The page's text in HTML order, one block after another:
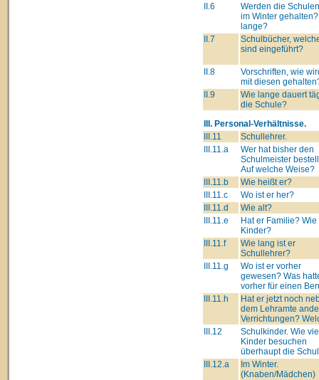
II.6
Werden die
im Winter
lange?
II.7
Schulbücher,
sind eingeführt?
II.8
Vorschriften, wie
mit diesen
II.9
Wie lange dauert
die Schule?
III. Personal-Verhältnisse.
III.11
Schullehrer.
III.11.a
Wer hat bisher den
Schulmeister
Auf welche Weise?
III.11.b
Wie heißt er?
III.11.c
Wo ist er her?
III.11.d
Wie alt?
III.11.e
Hat er Familie?
Kinder?
III.11.f
Wie lang ist er
Schullehrer?
III.11.g
Wo ist er vorher
gewesen? Was
vorher für einen
III.11.h
Hat er jetzt noch
dem Lehramte
Verrichtungen?
III.12
Schulkinder. Wie
Kinder besuchen
überhaupt die
III.12.a
Im Winter.
(Knaben/Mädchen)